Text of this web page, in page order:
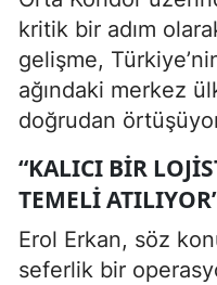
kritik bir adım
gelişme,
ağındaki merkez
doğrudan
“KALICI BIR
TEMELI
Erol Erkan, söz
seferlik bir